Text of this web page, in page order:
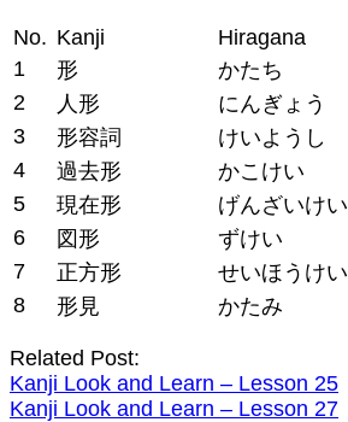
No. Kanji Hiragana
1
形 かたち
2
人形 にんぎょう
3
形容詞 けいようし
4
過去形 かこけい
5
現在形 げんざいけい
6
図形 ずけい
7
正方形 せいほうけい
8
形見 かたみ
Related Post:
Kanji Look and Learn – Lesson 25
Kanji Look and Learn – Lesson 27